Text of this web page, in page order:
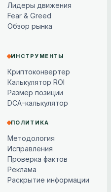
Лидеры движения
Fear & Greed
Обзор рынка
ИНСТРУМЕНТЫ
Криптоконвертер
Калькулятор ROI
Размер позиции
DCA-калькулятор
ПОЛИТИКА
Методология
Исправления
Проверка фактов
Реклама
Раскрытие информации